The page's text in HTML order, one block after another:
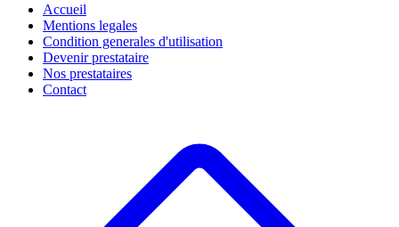
Accueil
Mentions legales
Condition generales d'utilisation
Devenir prestataire
Nos prestataires
Contact